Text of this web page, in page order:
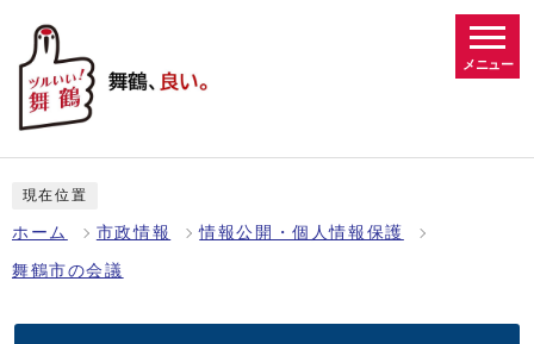
メニュー
現在位置
ホーム 市政情報 情報公開・個人情報保護
舞鶴市の会議